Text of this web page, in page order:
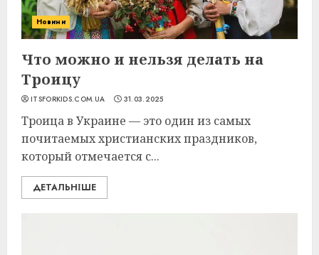
Новини
Что можно и нельзя делать на
Троицу
ITSFORKIDS.COM.UA 31.03.2025
Троица в Украине — это один из самых
почитаемых христианских праздников,
который отмечается с...
ДЕТАЛЬНІШЕ